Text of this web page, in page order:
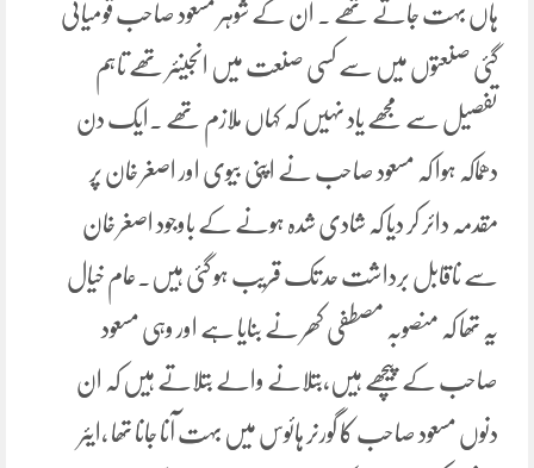
ہاں بہت جاتے تھے ۔ ان کے شوہر مسعود صاحب قومیائی
گئی صنعتوں میں سے کسی صنعت میں انجینئر تھے تاہم
تفصیل سے مجھے یاد نہیں کہ کہاں ملازم تھے ۔ایک دن
دھماکہ ہوا کہ مسعود صاحب نے اپنی بیوی اور اصغر خان پر
مقدمہ دائر کر دیا کہ شادی شدہ ہونے کے باوجود اصغر خان
سے ناقابل برداشت حد تک قریب ہو گئی ہیں۔عام خیال
یہ تھا کہ منصوبہ مصطفی کھر نے بنایا ہے اور وہی مسعود
صاحب کے پیچھے ہیں،بتلانے والے بتلاتے ہیں کہ ان
دنوں مسعود صاحب کا گورنر ہائوس میں بہت آنا جانا تھا ،ایئر